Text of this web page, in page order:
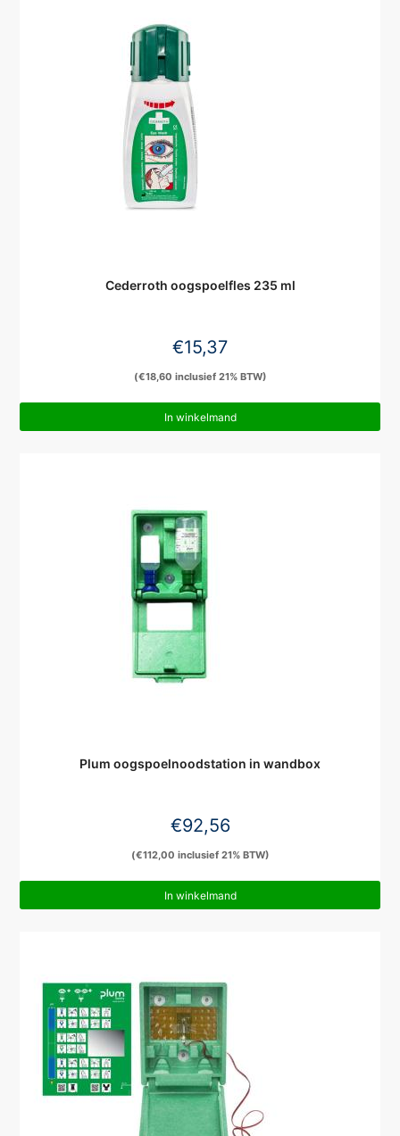
Cederroth oogspoelfles 235 ml
€15,37
(€18,60 inclusief 21% BTW)
In winkelmand
Plum oogspoelnoodstation in wandbox
€92,56
(€112,00 inclusief 21% BTW)
In winkelmand